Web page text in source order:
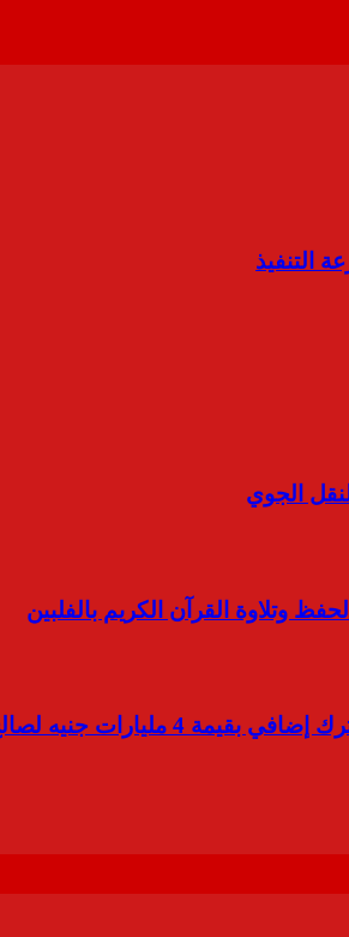
التنفيذ
الجوي
وتلاوة القرآن الكريم بالفلبين
بنك التعمير والإسكان يشارك في تحالف